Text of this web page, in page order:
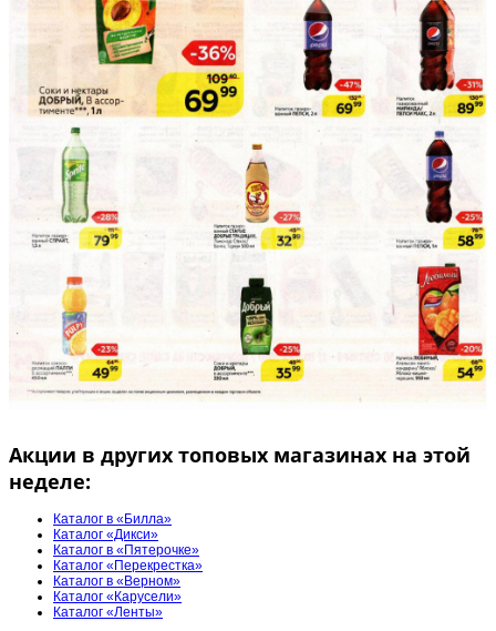
Акции в других топовых магазинах на этой
неделе:
Каталог в «Билла»
Каталог «Дикси»
Каталог в «Пятерочке»
Каталог «Перекрестка»
Каталог в «Верном»
Каталог «Карусели»
Каталог «Ленты»